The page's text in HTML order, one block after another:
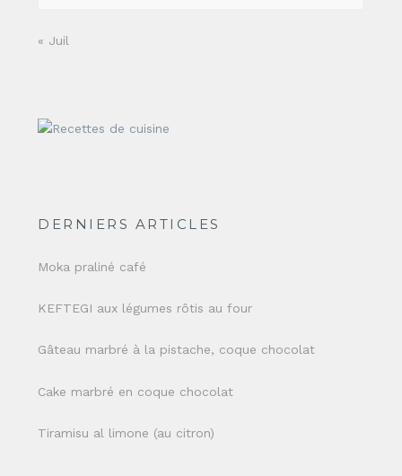
« Juil
DERNIERS ARTICLES
Moka praliné café
KEFTEGI aux légumes rôtis au four
Gâteau marbré à la pistache, coque chocolat
Cake marbré en coque chocolat
Tiramisu al limone (au citron)